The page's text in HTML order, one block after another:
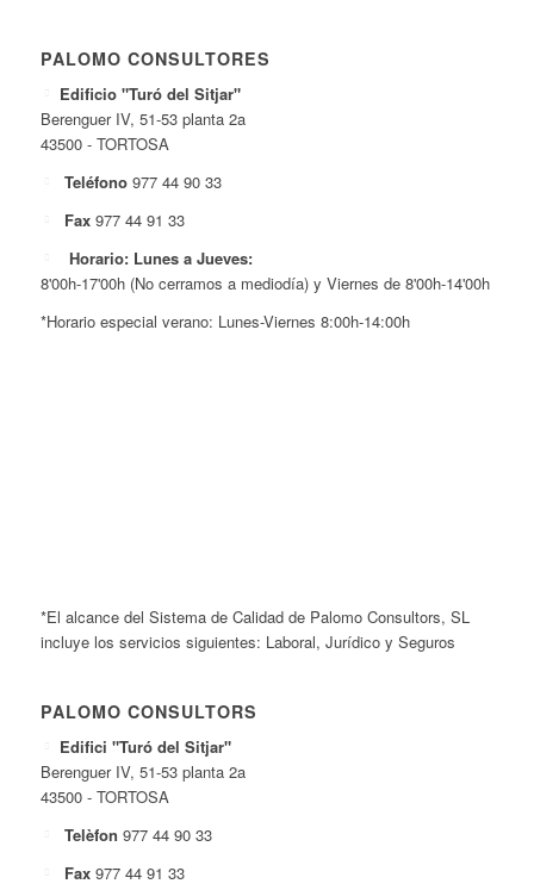
PALOMO CONSULTORES
Edificio "Turó del Sitjar"
Berenguer IV, 51-53 planta 2a
43500 - TORTOSA
Teléfono 977 44 90 33
Fax 977 44 91 33
Horario: Lunes a Jueves:
8'00h-17'00h (No cerramos a mediodía) y Viernes de 8'00h-14'00h
*Horario especial verano: Lunes-Viernes 8:00h-14:00h
*El alcance del Sistema de Calidad de Palomo Consultors, SL
incluye los servicios siguientes: Laboral, Jurídico y Seguros
PALOMO CONSULTORS
Edifici "Turó del Sitjar"
Berenguer IV, 51-53 planta 2a
43500 - TORTOSA
Telèfon 977 44 90 33
Fax 977 44 91 33